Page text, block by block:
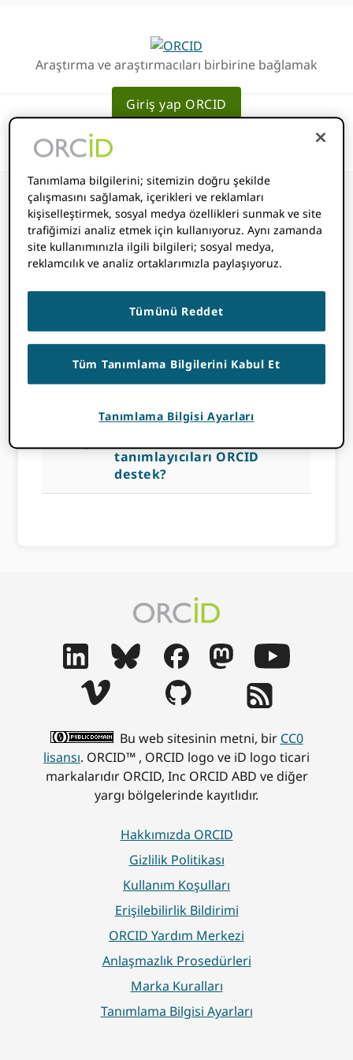
Araştırma ve araştırmacıları birbirine bağlamak
Giriş yap ORCID
Hangi kalıcı iş
tanımlayıcıları
ORCID destek?
14 KASIM 2022BYROB BLACKBURN
tanımlayıcıları ORCID
destek?
Bu web sitesinin metni, bir CC0
lisansı. ORCID™ , ORCID logo ve iD logo ticari
markalarıdır ORCID, Inc ORCID ABD ve diğer
yargı bölgelerinde kayıtlıdır.
Hakkımızda ORCID
Gizlilik Politikası
Kullanım Koşulları
Erişilebilirlik Bildirimi
ORCID Yardım Merkezi
Anlaşmazlık Prosedürleri
Marka Kuralları
Tanımlama Bilgisi Ayarları
Tanımlama bilgilerini; sitemizin doğru şekilde
çalışmasını sağlamak, içerikleri ve reklamları
kişiselleştirmek, sosyal medya özellikleri sunmak ve site
trafiğimizi analiz etmek için kullanıyoruz. Aynı zamanda
site kullanımınızla ilgili bilgileri; sosyal medya,
reklamcılık ve analiz ortaklarımızla paylaşıyoruz.
Tümünü Reddet
Tüm Tanımlama Bilgilerini Kabul Et
Tanımlama Bilgisi Ayarları